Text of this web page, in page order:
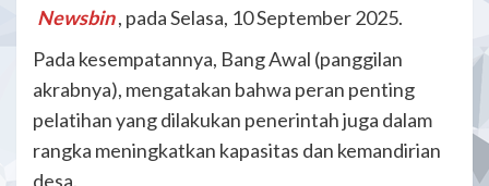
Newsbin , pada Selasa, 10 September 2025.
Pada kesempatannya, Bang Awal (panggilan
akrabnya), mengatakan bahwa peran penting
pelatihan yang dilakukan penerintah juga dalam
rangka meningkatkan kapasitas dan kemandirian
desa.